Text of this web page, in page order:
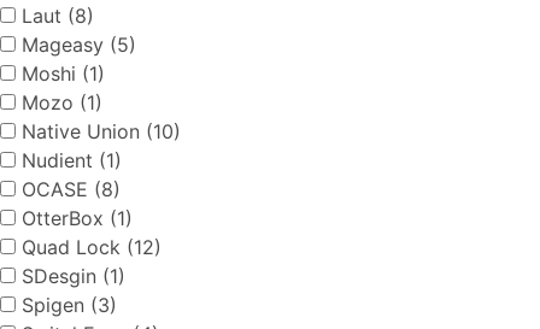
Laut (8)
Mageasy (5)
Moshi (1)
Mozo (1)
Native Union (10)
Nudient (1)
OCASE (8)
OtterBox (1)
Quad Lock (12)
SDesgin (1)
Spigen (3)